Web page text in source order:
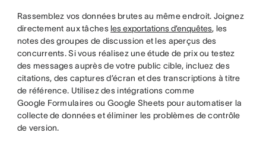
Rassemblez vos données brutes au même endroit. Joignez
directement aux tâches les exportations d’enquêtes, les
notes des groupes de discussion et les aperçus des
concurrents. Si vous réalisez une étude de prix ou testez
des messages auprès de votre public cible, incluez des
citations, des captures d’écran et des transcriptions à titre
de référence. Utilisez des intégrations comme
Google Formulaires ou Google Sheets pour automatiser la
collecte de données et éliminer les problèmes de contrôle
de version.